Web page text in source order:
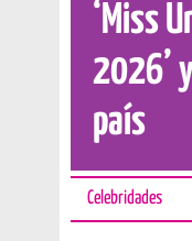
‘Miss
2026’
país
Celebridades